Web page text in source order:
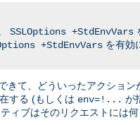
SSLOptions +StdEnvVars
+StdEnvVars を有効
て、どういったアクション
する (もしくは env=!... が
ィブはそのリクエストには何